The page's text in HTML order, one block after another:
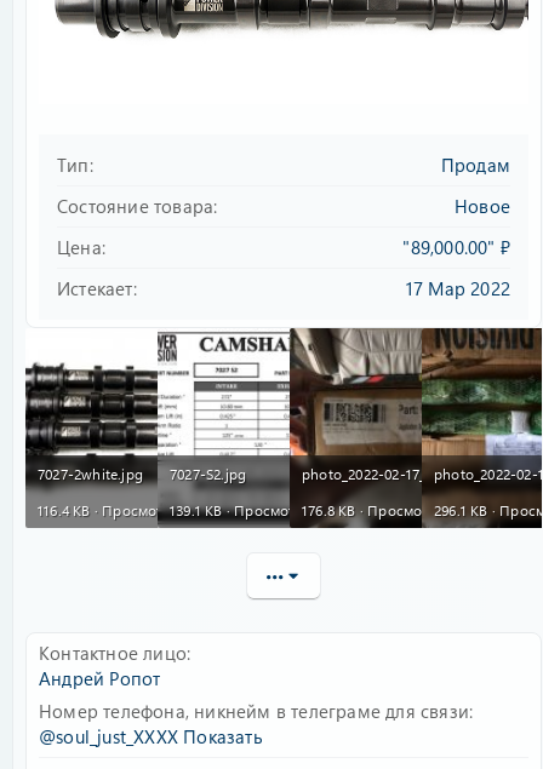
Тип
Продам
Состояние товара
Новое
Цена
"89,000.00" ₽
Истекает
17 Мар 2022
7027-2white.jpg
116.4 KB · Просмотры: 322
7027-S2.jpg
139.1 KB · Просмотры: 88
photo_2022-02-17_19-35-59.jpg
176.8 KB · Просмотры: 86296.1 KB ·
•••
Контактное лицо
Андрей Ропот
Номер телефона, никнейм в телеграме для связи
@soul_just_XXXX Показать